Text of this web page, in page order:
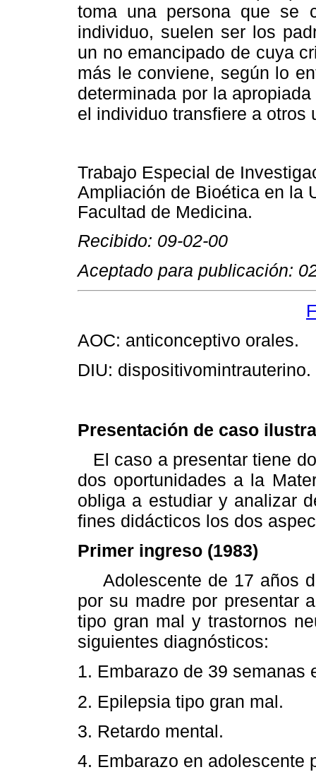
toma una persona que se
individuo, suelen ser los
un no emancipado de cuya
más le conviene, según lo
determinada por la
el individuo transfiere a otros
Trabajo Especial de
Ampliación de Bioética en la
Facultad de Medicina.
Recibido: 09-02-00
Aceptado para publicación:
AOC: anticonceptivo orales.
DIU: dispositivomintrauterino.
Presentación de caso
El caso a presentar tiene
dos oportunidades a la
obliga a estudiar y analizar
fines didácticos los dos
Primer ingreso (1983)
Adolescente de 17 años
por su madre por presentar
tipo gran mal y trastornos
siguientes diagnósticos:
1. Embarazo de 39 semanas
2. Epilepsia tipo gran mal.
3. Retardo mental.
4. Embarazo en adolescente